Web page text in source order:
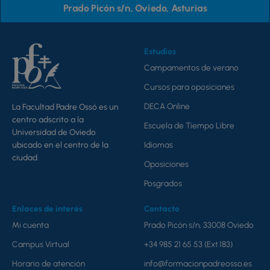
Prado Picón s/n, Oviedo, Asturias
La Facultad Padre Ossó es un
centro adscrito a la
Universidad de Oviedo
ubicado en el centro de la
ciudad.
Estudios
Campamentos de verano
Cursos para oposiciones
DECA Online
Escuela de Tiempo Libre
Idiomas
Oposiciones
Posgrados
Enlaces de interés
Mi cuenta
Campus Virtual
Horario de atención
Contacto
Prado Picón s/n, 33008 Oviedo
+34 985 21 65 53 (Ext.183)
info@formacionpadreosso.es